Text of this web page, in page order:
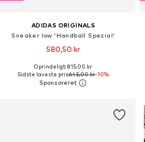
ADIDAS ORIGINALS
Sneaker low 'Handball Spezial'
580,50 kr
Fås i mange størrelser
Føj til indkøbskurv
Oprindeligt: 815,00 kr
Sidste laveste pris:645,00 kr-10%